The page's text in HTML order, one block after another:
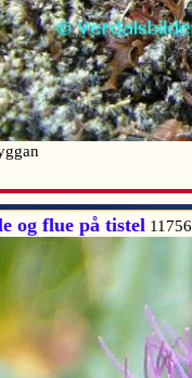
og flue på tistel